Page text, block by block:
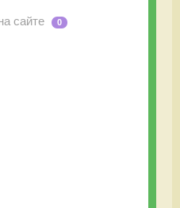
сайте 0